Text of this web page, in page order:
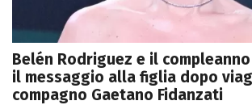
Belén Rodriguez e il
il messaggio alla figlia dopo
compagno Gaetano Fidanzati